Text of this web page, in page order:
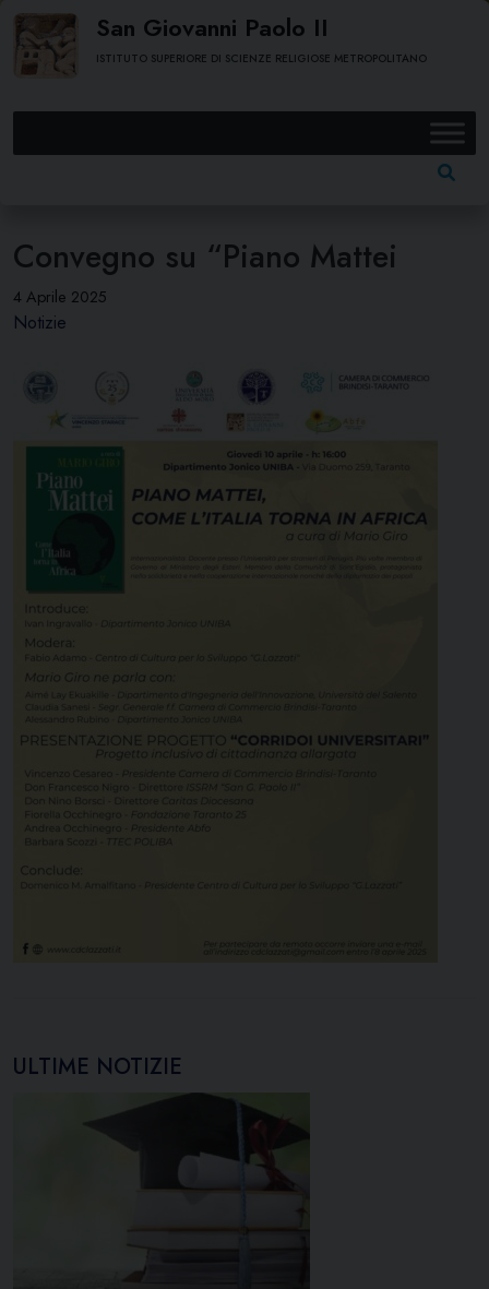
Skip
content
San Giovanni Paolo II
ISTITUTO SUPERIORE DI SCIENZE RELIGIOSE METROPOLITANO
ULTIME NOTIZIE
Convegno su “Piano Mattei
4 Aprile 2025
Notizie